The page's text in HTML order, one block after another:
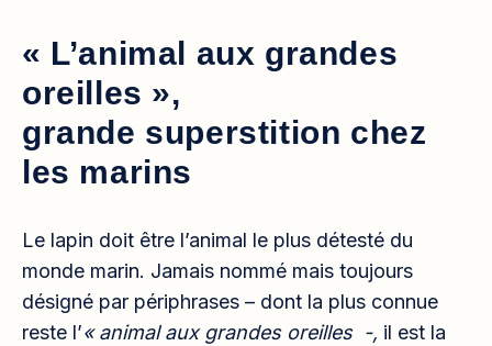
« L’animal aux grandes
oreilles »,
grande superstition chez
les marins
Le lapin doit être l’animal le plus détesté du
monde marin. Jamais nommé mais toujours
désigné par périphrases – dont la plus connue
reste l’« animal aux grandes oreilles -, il est la